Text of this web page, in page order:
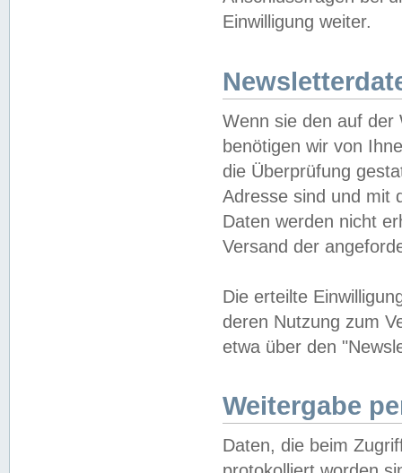
Einwilligung weiter.
Wenn sie den auf der
benötigen wir von
die Überprüfung
Adresse sind und mit
Daten werden nicht
Versand der
Die erteilte
deren Nutzung zum
etwa über den
Weitergabe
Daten, die beim